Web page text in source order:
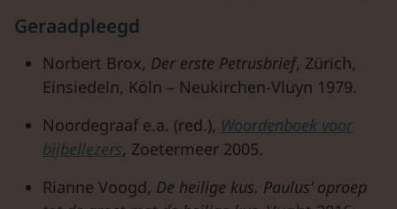
Geraadpleegd
Norbert Brox, Der erste Petrusbrief, Zürich,
Einsiedeln, Köln – Neukirchen-Vluyn 1979.
Noordegraaf e.a. (red.), Woordenboek voor
bijbellezers, Zoetermeer 2005.
Rianne Voogd, De heilige kus. Paulus’ oproep